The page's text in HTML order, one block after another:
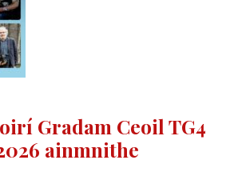
Gradam Ceoil TG4
ainmnithe